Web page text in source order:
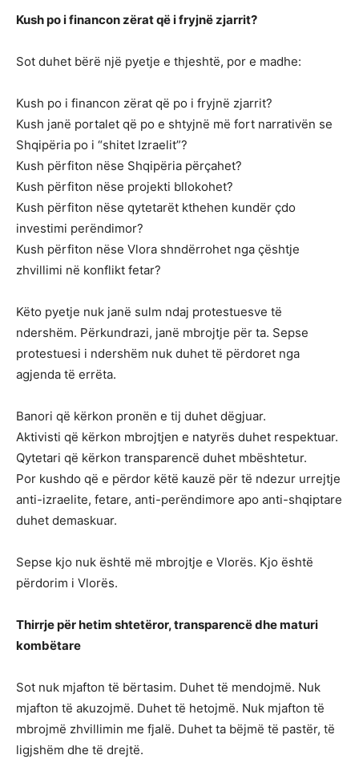
Kush po i financon zërat që i fryjnë zjarrit?
Sot duhet bërë një pyetje e thjeshtë, por e madhe:
Kush po i financon zërat që po i fryjnë zjarrit?
Kush janë portalet që po e shtyjnë më fort narrativën se
Shqipëria po i “shitet Izraelit”?
Kush përfiton nëse Shqipëria përçahet?
Kush përfiton nëse projekti bllokohet?
Kush përfiton nëse qytetarët kthehen kundër çdo
investimi perëndimor?
Kush përfiton nëse Vlora shndërrohet nga çështje
zhvillimi në konflikt fetar?
Këto pyetje nuk janë sulm ndaj protestuesve të
ndershëm. Përkundrazi, janë mbrojtje për ta. Sepse
protestuesi i ndershëm nuk duhet të përdoret nga
agjenda të errëta.
Banori që kërkon pronën e tij duhet dëgjuar.
Aktivisti që kërkon mbrojtjen e natyrës duhet respektuar.
Qytetari që kërkon transparencë duhet mbështetur.
Por kushdo që e përdor këtë kauzë për të ndezur urrejtje
anti-izraelite, fetare, anti-perëndimore apo anti-shqiptare
duhet demaskuar.
Sepse kjo nuk është më mbrojtje e Vlorës. Kjo është
përdorim i Vlorës.
Thirrje për hetim shtetëror, transparencë dhe maturi
kombëtare
Sot nuk mjafton të bërtasim. Duhet të mendojmë. Nuk
mjafton të akuzojmë. Duhet të hetojmë. Nuk mjafton të
mbrojmë zhvillimin me fjalë. Duhet ta bëjmë të pastër, të
ligjshëm dhe të drejtë.